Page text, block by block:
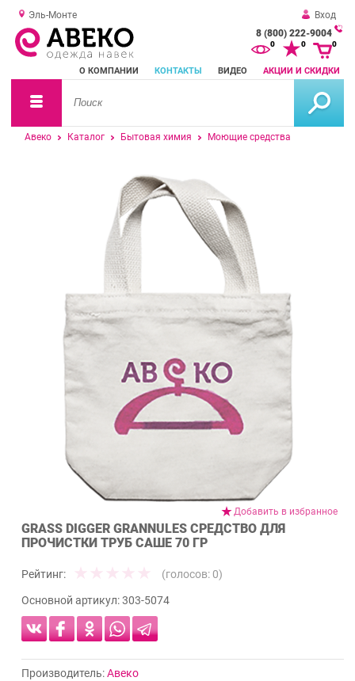
Эль-Монте
Вход
8 (800) 222-9004
О КОМПАНИИ КОНТАКТЫ ВИДЕО АКЦИИ И СКИДКИ
0 0 0
Авеко Каталог Бытовая химия Моющие средства
Добавить в избранное
GRASS DIGGER GRANNULES СРЕДСТВО ДЛЯ
ПРОЧИСТКИ ТРУБ САШЕ 70 ГР
Рейтинг: (голосов: 0)
Основной артикул:303-5074
Производитель:Авеко